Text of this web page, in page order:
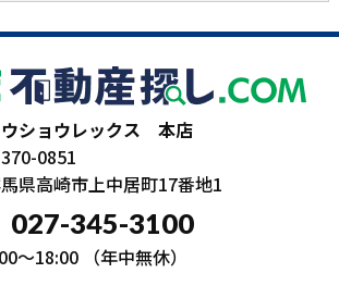
ウショウレックス 本店
0851
県高崎市上中居町17番地1
027-345-3100
～18:00 （年中無休）